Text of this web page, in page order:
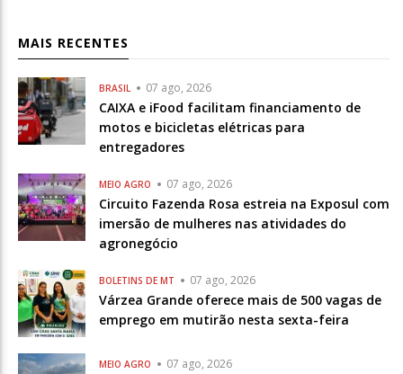
MAIS RECENTES
BRASIL 07 ago, 2026
CAIXA e iFood facilitam financiamento de
motos e bicicletas elétricas para
entregadores
MEIO AGRO 07 ago, 2026
Circuito Fazenda Rosa estreia na Exposul com
imersão de mulheres nas atividades do
agronegócio
BOLETINS DE MT 07 ago, 2026
Várzea Grande oferece mais de 500 vagas de
emprego em mutirão nesta sexta-feira
MEIO AGRO 07 ago, 2026